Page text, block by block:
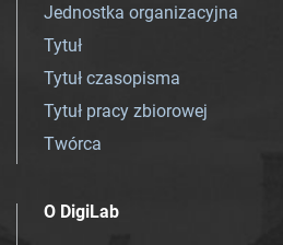
Jednostka organizacyjna
Tytuł
Tytuł czasopisma
Tytuł pracy zbiorowej
Twórca
O DigiLab